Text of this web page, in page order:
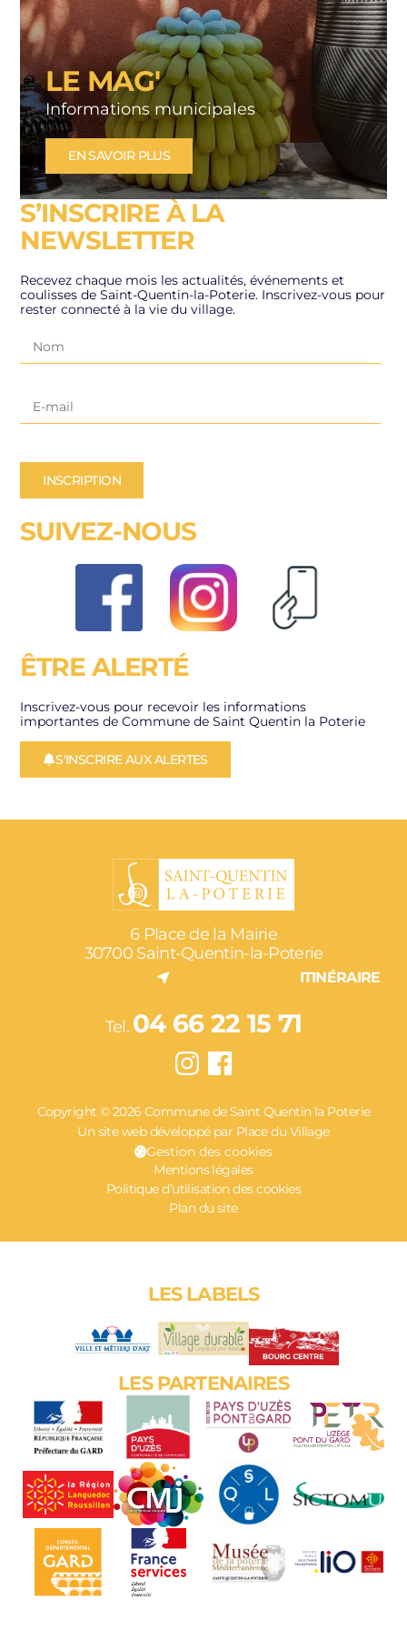
LE MAG'
Informations municipales
EN SAVOIR PLUS
S’INSCRIRE À LA
NEWSLETTER
Recevez chaque mois les actualités, événements et
coulisses de Saint-Quentin-la-Poterie. Inscrivez-vous pour
rester connecté à la vie du village.
INSCRIPTION
SUIVEZ-NOUS
ÊTRE ALERTÉ
Inscrivez-vous pour recevoir les informations
importantes de Commune de Saint Quentin la Poterie
S'INSCRIRE AUX ALERTES
6 Place de la Mairie
30700 Saint-Quentin-la-Poterie
ITINÉRAIRE
Tel. 04 66 22 15 71
Copyright © 2026 Commune de Saint Quentin la Poterie
Un site web développé par Place du Village
Gestion des cookies
Mentions légales
Politique d’utilisation des cookies
Plan du site
LES LABELS
LES PARTENAIRES